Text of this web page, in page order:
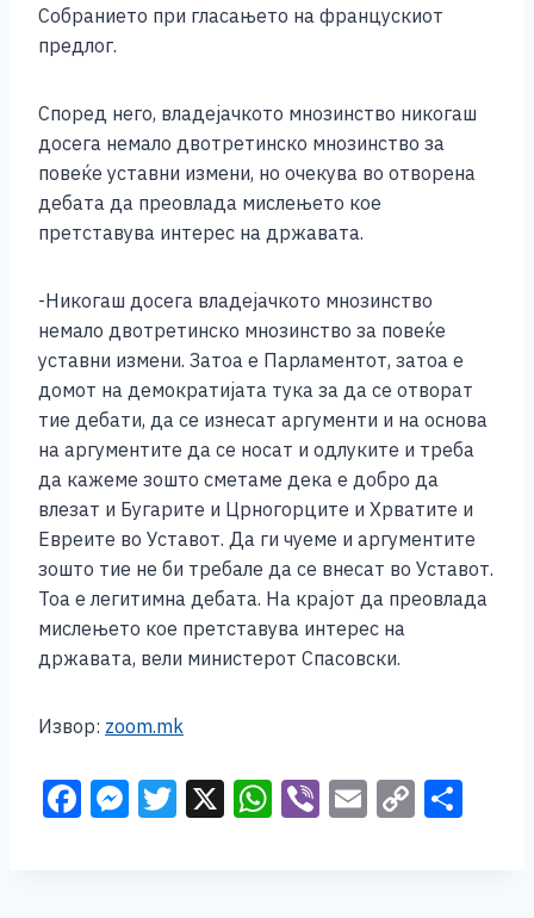
Собранието при гласањето на францускиот
предлог.
Според него, владејачкото мнозинство никогаш
досега немало двотретинско мнозинство за
повеќе уставни измени, но очекува во отворена
дебата да преовлада мислењето кое
претставува интерес на државата.
-Никогаш досега владејачкото мнозинство
немало двотретинско мнозинство за повеќе
уставни измени. Затоа е Парламентот, затоа е
домот на демократијата тука за да се отворат
тие дебати, да се изнесат аргументи и на основа
на аргументите да се носат и одлуките и треба
да кажеме зошто сметаме дека е добро да
влезат и Бугарите и Црногорците и Хрватите и
Евреите во Уставот. Да ги чуеме и аргументите
зошто тие не би требале да се внесат во Уставот.
Тоа е легитимна дебата. На крајот да преовлада
мислењето кое претставува интерес на
државата, вели министерот Спасовски.
Извор: zoom.mk
F M T X W Vi E C